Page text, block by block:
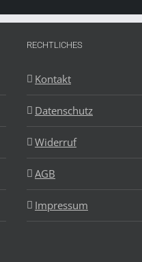
RECHTLICHES
Kontakt
Datenschutz
Widerruf
AGB
Impressum